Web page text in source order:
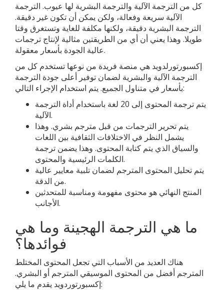
كل من الترجمة الآلية والترجمة البشرية لها عيوب. الترجمة
الآلية سريعة وفعالة، ولكن يمكن أن تكون غير دقيقة.
الترجمة البشرية دقيقة، ولكنها مكلفة للغاية وتستغرق وقتا
طويلا. وهذا يعني أن أي من الطريقتين مثالية لإنتاج ترجمات
عالية الجودة بأسعار معقولة.
إكسبورتورلدويد هي منصة فريدة من نوعها تستخدم كل من
الترجمة الآلية والبشرية لضمان توفير أعلى جودة الترجمة
بأسعار في متناول الجميع. يتم استخدام الإجراء التالي:
يتم ترجمة المحتوى إلى 20 لغة باستخدام أداة الترجمة
الآلية.
يتم تحرير الترجمات من قبل مترجم بشري. وهذا
يشمل النظر في الاختلافات الثقافية بين اللغات
والسياق الذي يتم كتابة المحتوى. وهذا يضمن ترجمة
الكلمات الرئيسية والمحتوى.
يتم تحليل المحتوى المترجم لضمان تلبية معايير عالية
من الدقة.
المنتج النهائي هو محتوى مفهومة ومناسبة للمتحدثين
الأجانب.
ما هي الترجمة الهجينة وما هي
فوائدها؟
هناك العديد من الأسباب التي تجعل المحتوى المختلط
المترجم أفضل من المحتوى الموسيقي المترجم أو البشري.
إكسبورتوردويد يقدم ما يلي: